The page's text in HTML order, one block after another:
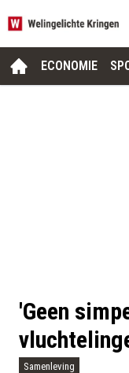
ECONOMIE
'Geen
Samenleving